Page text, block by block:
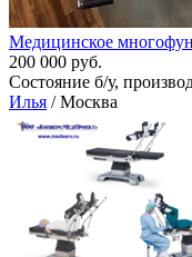
Медицинское
200 000 руб.
Состояние б/у,
Илья / Москва